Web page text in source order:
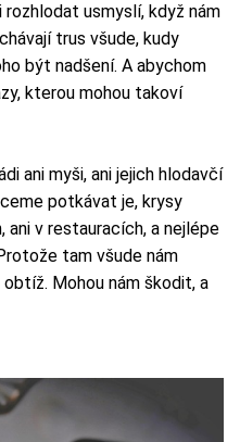
usmyslí, když nám
trus všude, kudy
být nadšení. A abychom
kterou mohou takoví
ani myši, ani jejich hlodavčí
potkávat je, krysy
ani v restauracích, a nejlépe
tam všude nám
Mohou nám škodit, a